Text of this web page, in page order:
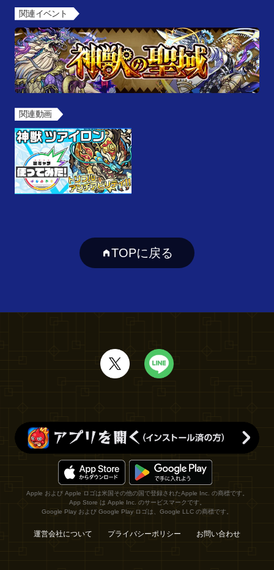
関連イベント
関連動画
TOPに戻る
Apple および Apple ロゴは米国その他の国で登録されたApple Inc. の商標です。
App Store は Apple Inc. のサービスマークです。
Google Play および Google Play ロゴは、Google LLC の商標です。
運営会社について プライバシーポリシー お問い合わせ